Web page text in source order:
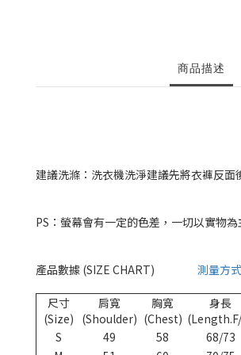
商品描述
建議洗滌：洗衣機洗淨建議先將衣褲反
PS：螢幕會有一定的色差，一切以實物為
產品數據 (SIZE CHART) 測量方
尺寸
(Size)
肩寬
(Shoulder)
胸寬
(Chest)
身長
S
49 58 68/73